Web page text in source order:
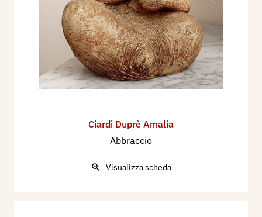
Ciardi Duprè Amalia
Abbraccio
Visualizza scheda